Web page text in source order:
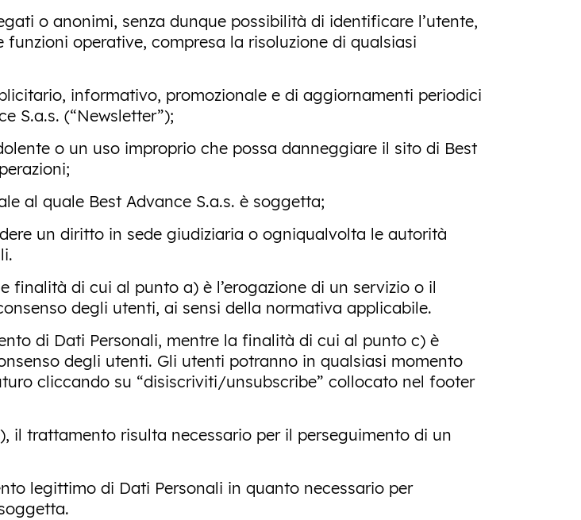
o anonimi, senza dunque possibilità di identificare l’utente,
operative, compresa la risoluzione di qualsiasi
informativo, promozionale e di aggiornamenti periodici
S.a.s. (“Newsletter”);
o un uso improprio che possa danneggiare il sito di Best
al quale Best Advance S.a.s. è soggetta;
un diritto in sede giudiziaria o ogniqualvolta le autorità
finalità di cui al punto a) è l’erogazione di un servizio o il
degli utenti, ai sensi della normativa applicabile.
di Dati Personali, mentre la finalità di cui al punto c) è
degli utenti. Gli utenti potranno in qualsiasi momento
cliccando su “disiscriviti/unsubscribe” collocato nel footer
trattamento risulta necessario per il perseguimento di un
legittimo di Dati Personali in quanto necessario per